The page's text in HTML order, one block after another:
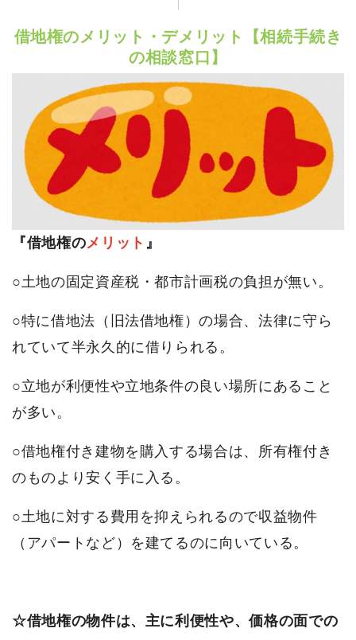
借地権のメリット・デメリット【相続手続き
の相談窓口】
『借地権のメリット 』
○土地の固定資産税・都市計画税の負担が無い。
○特に借地法（旧法借地権）の場合、法律に守ら
れていて半永久的に借りられる。
○立地が利便性や立地条件の良い場所にあること
が多い。
○借地権付き建物を購入する場合は、所有権付き
のものより安く手に入る。
○土地に対する費用を抑えられるので収益物件
（アパートなど）を建てるのに向いている。
☆借地権の物件は、主に利便性や、価格の面での